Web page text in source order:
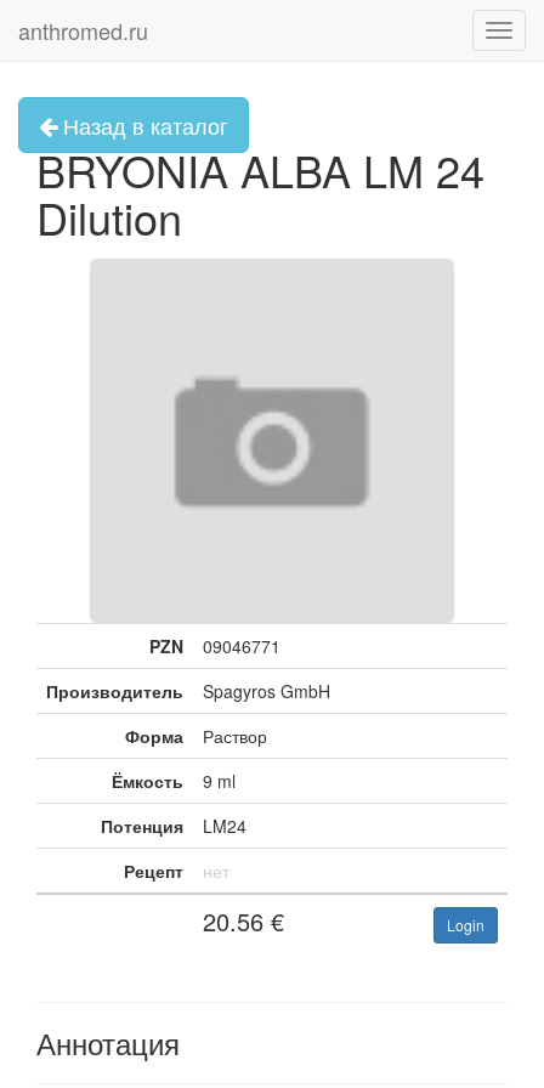
anthromed.ru
Назад в каталог
BRYONIA ALBA LM 24
Dilution
PZN
09046771
Производитель
Spagyros GmbH
Форма
Раствор
Ёмкость
9 ml
Потенция
LM24
Рецепт
нет
20.56 € Login
Аннотация